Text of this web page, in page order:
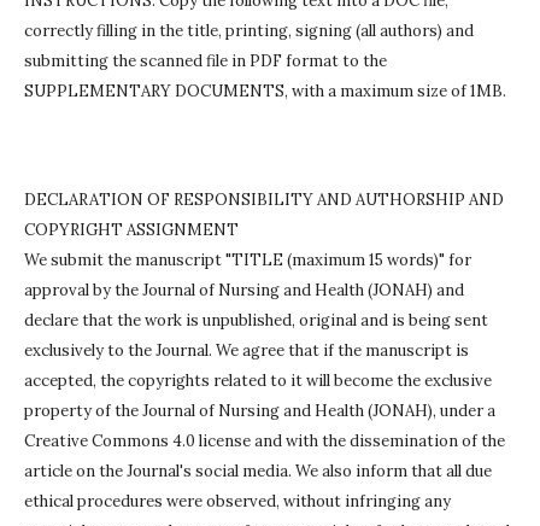
correctly filling in the title, printing, signing (all authors) and
submitting the scanned file in PDF format to the
SUPPLEMENTARY DOCUMENTS, with a maximum size of 1MB.
DECLARATION OF RESPONSIBILITY AND AUTHORSHIP AND
COPYRIGHT ASSIGNMENT
We submit the manuscript "TITLE (maximum 15 words)" for
approval by the Journal of Nursing and Health (JONAH) and
declare that the work is unpublished, original and is being sent
exclusively to the Journal. We agree that if the manuscript is
accepted, the copyrights related to it will become the exclusive
property of the Journal of Nursing and Health (JONAH), under a
Creative Commons 4.0 license and with the dissemination of the
article on the Journal's social media. We also inform that all due
ethical procedures were observed, without infringing any